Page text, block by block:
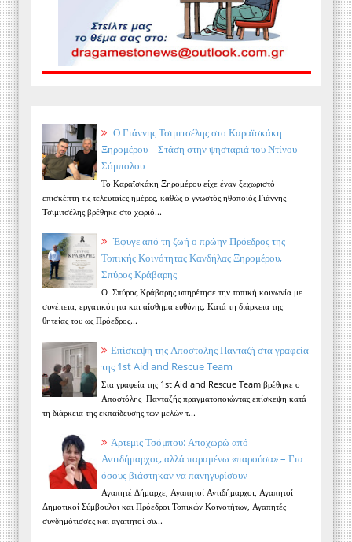
Ο Γιάννης Τσιμιτσέλης στο Καραϊσκάκη
Ξηρομέρου – Στάση στην ψησταριά του Ντίνου
Σόμπολου
Το Καραϊσκάκη Ξηρομέρου είχε έναν ξεχωριστό
επισκέπτη τις τελευταίες ημέρες, καθώς ο γνωστός ηθοποιός Γιάννης
Τσιμιτσέλης βρέθηκε στο χωριό...
Έφυγε από τη ζωή ο πρώην Πρόεδρος της
Τοπικής Κοινότητας Κανδήλας Ξηρομέρου,
Σπύρος Κράβαρης
Ο Σπύρος Κράβαρης υπηρέτησε την τοπική κοινωνία με
συνέπεια, εργατικότητα και αίσθημα ευθύνης. Κατά τη διάρκεια της
θητείας του ως Πρόεδρος...
Επίσκεψη της Αποστολής Πανταζή στα γραφεία
της 1st Aid and Rescue Team
Στα γραφεία της 1st Aid and Rescue Team βρέθηκε ο
Αποστόλης Πανταζής πραγματοποιώντας επίσκεψη κατά
τη διάρκεια της εκπαίδευσης των μελών τ...
Άρτεμις Τσόμπου: Αποχωρώ από
Αντιδήμαρχος, αλλά παραμένω «παρούσα» – Για
όσους βιάστηκαν να πανηγυρίσουν
Αγαπητέ Δήμαρχε, Αγαπητοί Αντιδήμαρχοι, Αγαπητοί
Δημοτικοί Σύμβουλοι και Πρόεδροι Τοπικών Κοινοτήτων, Αγαπητές
συνδημότισσες και αγαπητοί συ...